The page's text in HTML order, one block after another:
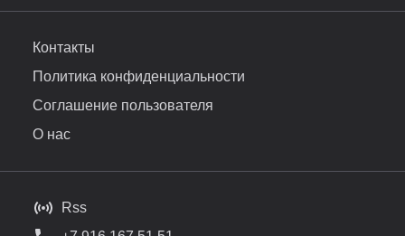
Контакты
Политика конфиденциальности
Соглашение пользователя
О нас
Rss